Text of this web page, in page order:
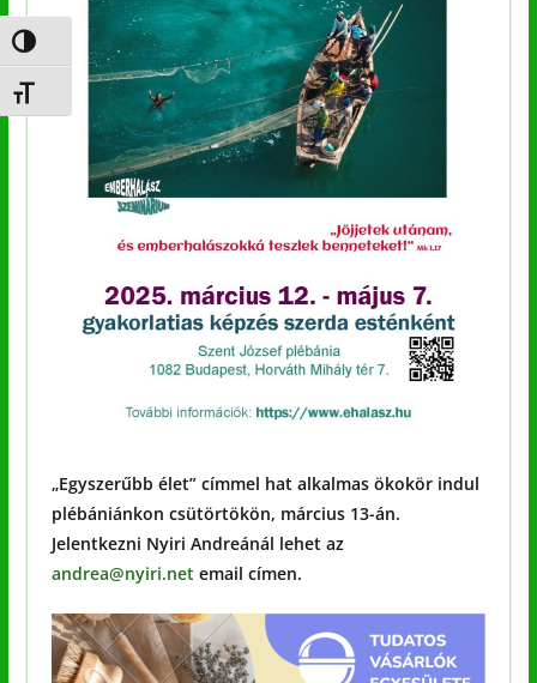
Nagy kontraszt váltása
Betűméret váltása
„Egyszerűbb élet” címmel hat alkalmas ökokör indul
plébániánkon csütörtökön, március 13-án.
Jelentkezni Nyiri Andreánál lehet az
andrea@nyiri.net email címen.